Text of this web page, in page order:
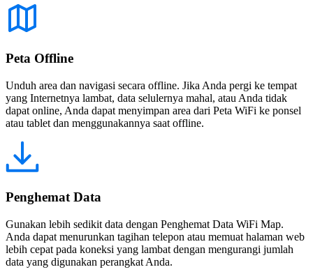
Peta Offline
Unduh area dan navigasi secara offline. Jika Anda pergi ke tempat
yang Internetnya lambat, data selulernya mahal, atau Anda tidak
dapat online, Anda dapat menyimpan area dari Peta WiFi ke ponsel
atau tablet dan menggunakannya saat offline.
Penghemat Data
Gunakan lebih sedikit data dengan Penghemat Data WiFi Map.
Anda dapat menurunkan tagihan telepon atau memuat halaman web
lebih cepat pada koneksi yang lambat dengan mengurangi jumlah
data yang digunakan perangkat Anda.